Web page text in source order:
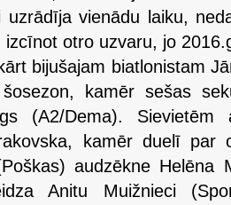
uzrādīja vienādu laiku,
izcīnot otro uzvaru, jo
bijušajam biatlonistam
kamēr sešas
(A2/Dema).
kamēr duelī par
audzēkne Helēna
Anitu Muižnieci